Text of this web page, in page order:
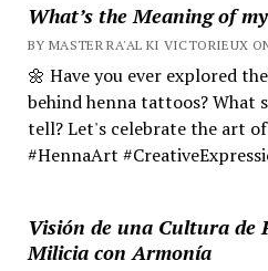
What’s the Meaning of
BY MASTER RA'AL KI VICTORIEUX
🌼 Have you ever explored
behind henna tattoos? What
tell? Let's celebrate the art
#HennaArt
Visión de una Cultura de
Milicia con Armonía